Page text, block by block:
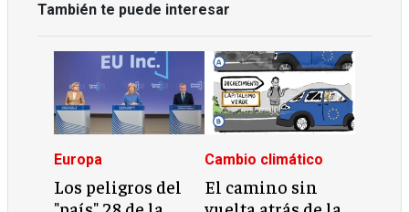
También te puede interesar
Europa
Los peligros del
Cambio climático
El camino sin